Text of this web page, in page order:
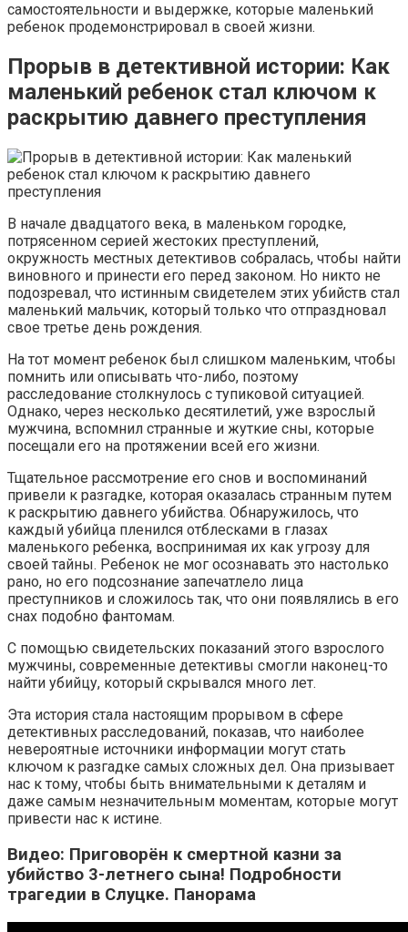
самостоятельности и выдержке, которые маленький
ребенок продемонстрировал в своей жизни.
Прорыв в детективной истории: Как
маленький ребенок стал ключом к
раскрытию давнего преступления
В начале двадцатого века, в маленьком городке,
потрясенном серией жестоких преступлений,
окружность местных детективов собралась, чтобы найти
виновного и принести его перед законом. Но никто не
подозревал, что истинным свидетелем этих убийств стал
маленький мальчик, который только что отпраздновал
свое третье день рождения.
На тот момент ребенок был слишком маленьким, чтобы
помнить или описывать что-либо, поэтому
расследование столкнулось с тупиковой ситуацией.
Однако, через несколько десятилетий, уже взрослый
мужчина, вспомнил странные и жуткие сны, которые
посещали его на протяжении всей его жизни.
Тщательное рассмотрение его снов и воспоминаний
привели к разгадке, которая оказалась странным путем
к раскрытию давнего убийства. Обнаружилось, что
каждый убийца пленился отблесками в глазах
маленького ребенка, воспринимая их как угрозу для
своей тайны. Ребенок не мог осознавать это настолько
рано, но его подсознание запечатлело лица
преступников и сложилось так, что они появлялись в его
снах подобно фантомам.
С помощью свидетельских показаний этого взрослого
мужчины, современные детективы смогли наконец-то
найти убийцу, который скрывался много лет.
Эта история стала настоящим прорывом в сфере
детективных расследований, показав, что наиболее
невероятные источники информации могут стать
ключом к разгадке самых сложных дел. Она призывает
нас к тому, чтобы быть внимательными к деталям и
даже самым незначительным моментам, которые могут
привести нас к истине.
Видео: Приговорён к смертной казни за
убийство 3-летнего сына! Подробности
трагедии в Слуцке. Панорама